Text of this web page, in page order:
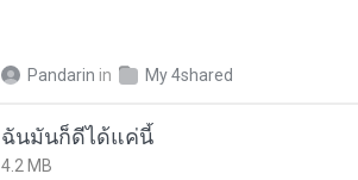
Pandarin in My 4shared
ฉันมันก็ดีได้แค่นี้
4.2 MB